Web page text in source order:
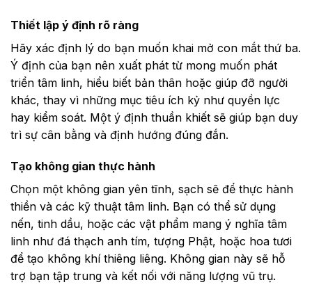
Thiết lập ý định rõ ràng
Hãy xác định lý do bạn muốn khai mở con mắt thứ ba.
Ý định của bạn nên xuất phát từ mong muốn phát
triển tâm linh, hiểu biết bản thân hoặc giúp đỡ người
khác, thay vì những mục tiêu ích kỷ như quyền lực
hay kiểm soát. Một ý định thuần khiết sẽ giúp bạn duy
trì sự cân bằng và định hướng đúng đắn.
Tạo không gian thực hành
Chọn một không gian yên tĩnh, sạch sẽ để thực hành
thiền và các kỹ thuật tâm linh. Bạn có thể sử dụng
nến, tinh dầu, hoặc các vật phẩm mang ý nghĩa tâm
linh như đá thạch anh tím, tượng Phật, hoặc hoa tươi
để tạo không khí thiêng liêng. Không gian này sẽ hỗ
trợ bạn tập trung và kết nối với năng lượng vũ trụ.